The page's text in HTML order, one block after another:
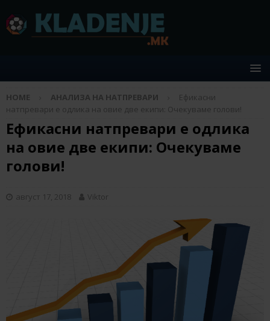
HOME АНАЛИЗА НА НАТПРЕВАРИ
Ефикасни
натпревари е одлика на овие две екипи: Очекуваме голови!
Ефикасни натпревари е одлика
на овие две екипи: Очекуваме
голови!
август 17, 2018 Viktor